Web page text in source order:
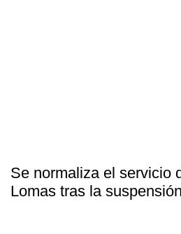
Se normaliza el servicio
Lomas tras la